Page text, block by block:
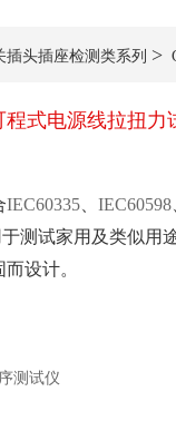
插头插座检测类系列 >
式电源线拉扭力
IEC60335 IEC60598
测试家用及类似用
设计。
测试仪